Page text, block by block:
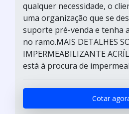
qualquer necessidade, o
uma organização que se
suporte pré-venda e tenha
no ramo.MAIS DETALHES
IMPERMEABILIZANTE
está à procura de
Cotar